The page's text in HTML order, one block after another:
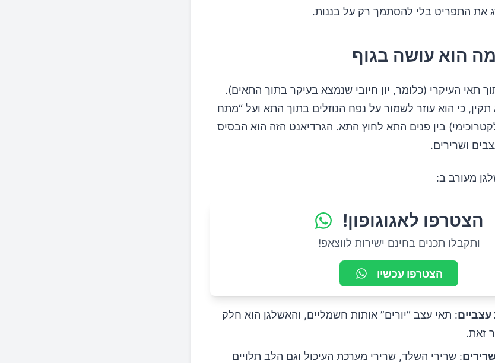
את התפריט בלי להסתמך רק על בננות.
הוא עושה בגוף
תאי העיקרי (כלומר, יון חיובי שנמצא בעיקר בתוך התאים).
תקין, כי הוא עוזר לשמור על נפח הנוזלים בתוך התא ועל “מתח
בין פנים התא לחוץ התא. הגרדיאנט הזה הוא הבסיס
ושרירים.
מעורב ב:
הצטרפו לאגוגופון!
ותקבלו תכנים בחינם ישירות לווצאפ!
הצטרפו עכשיו
: תאי עצב “יורים” אותות חשמליים, והאשלגן הוא חלק
זאת.
: שרירי השלד, שרירי מערכת העיכול וגם הלב תלויים